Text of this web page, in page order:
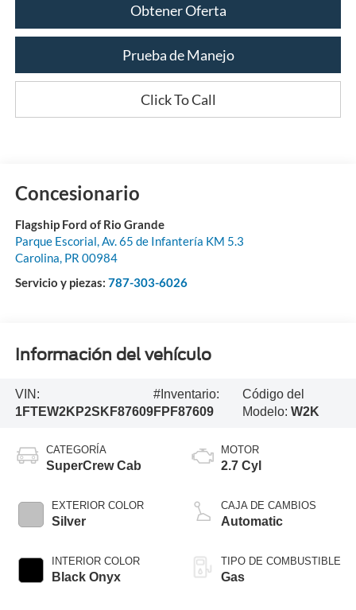
Obtener Oferta
Prueba de Manejo
Click To Call
Concesionario
Flagship Ford of Rio Grande
Parque Escorial, Av. 65 de Infantería KM 5.3
Carolina, PR 00984
Servicio y piezas: 787-303-6026
Información del vehículo
VIN:
1FTEW2KP2SKF87609
#Inventario:
FPF87609
Código del
Modelo:W2K
CATEGORÍA
SuperCrew Cab
EXTERIOR COLOR
Silver
INTERIOR COLOR
Black Onyx
MOTOR
2.7 Cyl
CAJA DE CAMBIOS
Automatic
TIPO DE COMBUSTIBLE
Gas